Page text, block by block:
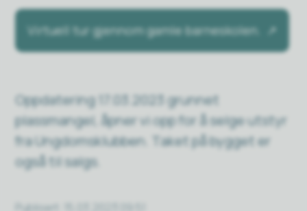
Virtuell tur gjennom gamle barneskolen.
Oppdatering 17.03.2023 grunnet
plassmangel, åpner vi opp for å selge utstyr
fra Ungdomsklubben. Taket på bygget er
også til salgs.
Publisert